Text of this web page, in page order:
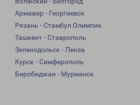
Армавир - Георгиевск
Рязань - Стамбул Олимпик
Ташкент - Ставрополь
Зеленодольск - Пенза
Курск - Симферополь
Биробиджан - Мурманск